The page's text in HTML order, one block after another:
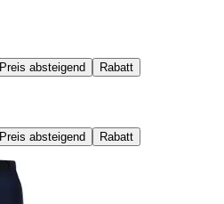
Preis absteigend Rabatt
Preis absteigend Rabatt